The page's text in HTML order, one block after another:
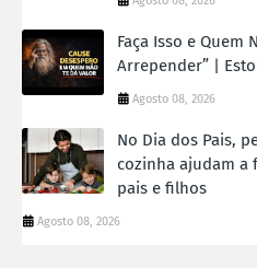
Faça Isso e Quem
Arrepender” |
Agosto 08, 2026
No Dia dos Pais,
cozinha ajudam a
pais e filhos
Agosto 08, 2026